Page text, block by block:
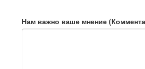
Нам важно ваше мнение